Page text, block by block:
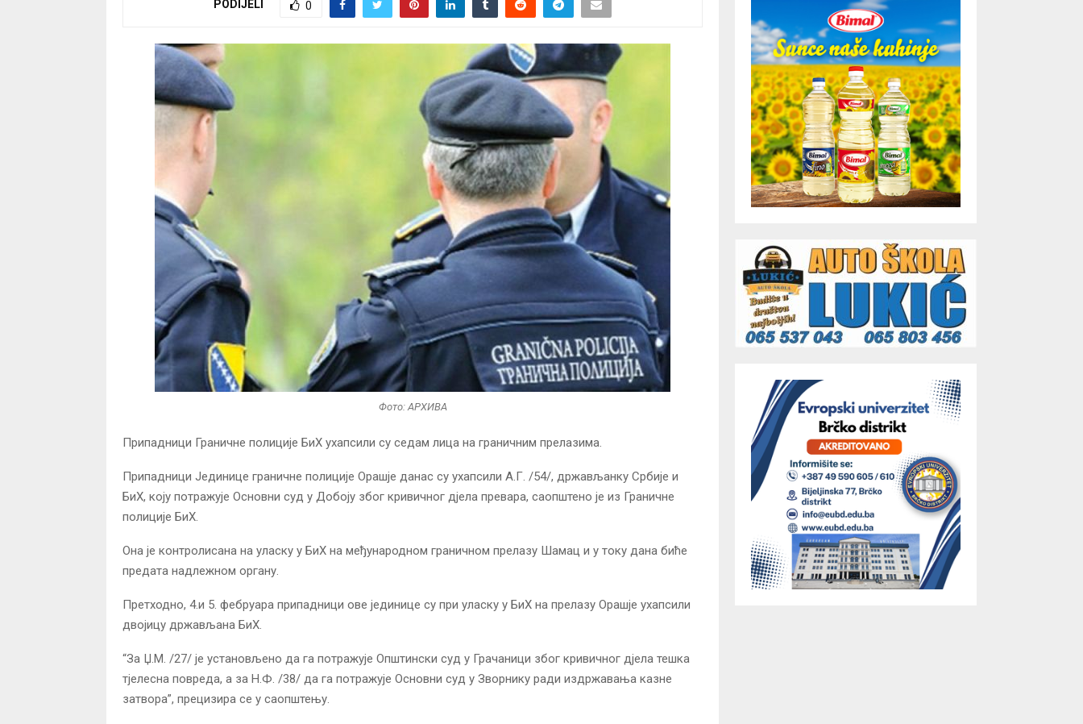
PODIJELI 0
Фото: АРХИВА
Припадници Граничне полиције БиХ ухапсили су седам лица на граничним прелазима.
Припадници Јединице граничне полиције Орашје данас су ухапсили А.Г. /54/, држављанку Србије и
БиХ, коју потражује Основни суд у Добоју због кривичног дјела превара, саопштено је из Граничне
полиције БиХ.
Она је контролисана на уласку у БиХ на међународном граничном прелазу Шамац и у току дана биће
предата надлежном органу.
Претходно, 4.и 5. фебруара припадници ове јединице су при уласку у БиХ на прелазу Орашје ухапсили
двојицу држављана БиХ.
“За Џ.М. /27/ је установљено да га потражује Општински суд у Грачаници због кривичног дјела тешка
тјелесна повреда, а за Н.Ф. /38/ да га потражује Основни суд у Зворнику ради издржавања казне
затвора”, прецизира се у саопштењу.